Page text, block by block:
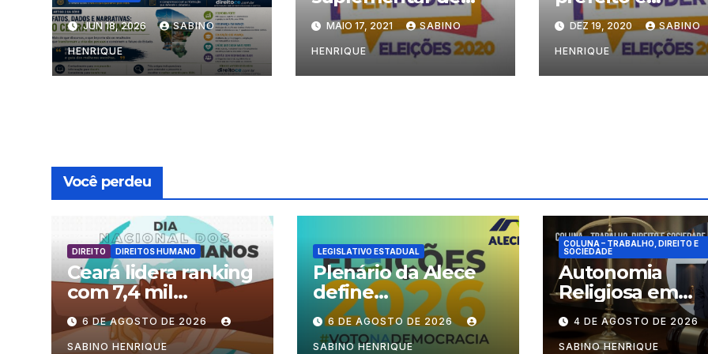
JUN 18, 2026 SABINO
HENRIQUE
Martinópole
marcada para o dia
1º de agosto
MAIO 17, 2021 SABINO
HENRIQUE
vereadores de
Fortaleza são
diplomados em
cerimônia
DEZ 19, 2020 SABINO
HENRIQUE
Você perdeu
DIREITO DIREITOS HUMANO
Ceará lidera ranking
com 7,4 mil
processos no país
6 DE AGOSTO DE 2026
SABINO HENRIQUE
LEGISLATIVO ESTADUAL
Plenário da Alece
define
funcionamento das
sessões durante o
6 DE AGOSTO DE 2026
SABINO HENRIQUE
COLUNA – TRABALHO, DIREITO E
SOCIEDADE
Autonomia
Religiosa em
Julgamento:
decide as
4 DE AGOSTO DE 2026
SABINO HENRIQUE